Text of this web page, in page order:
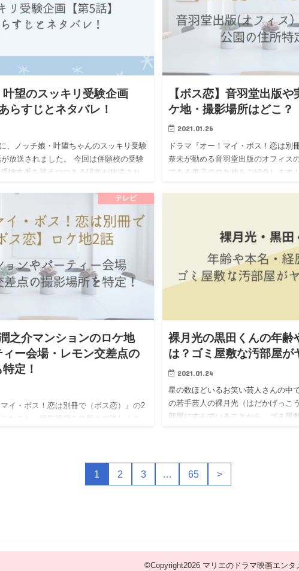
叶望のスッキリ受験企画
らすじとネタバレ！
、ノッチ娘・叶望ちゃんのスッキリ受験
放送されました。 今回は併願校の受験
験本番を迎えつつある場面が放送され
【ボス恋】音羽堂出版や
ケ地・撮影場所はどこ？
2021.01.26
ドラマ『オー！マイ・ボス！恋は別
奈未が勤める音羽堂出版のオフィス
である書店のロケ地をご紹介します
テレビ
之介マンションのロケ地
ィー会場・レモン交差点の
定！
マイ・ボス！恋は別冊で（ボス恋）』の2
こなのか、撮影場所を住所まで詳しくを
裸月光の黒田くんの年齢
は？ゴミ屋敷な汚部屋が
2021.01.24
星の数ほどいるお笑い芸人さんの中
の若手芸人の裸月光（はだかげっこ
部屋にすんでいることから、ゴミ屋
1 2 3 … 65 >
©Copyright2026 マリエのドラマ映画エンタ